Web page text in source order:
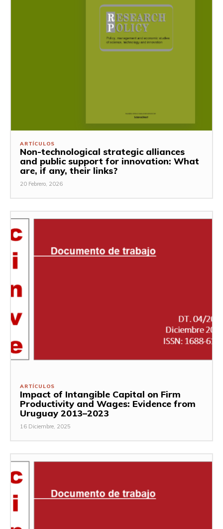
ARTÍCULOS
Non-technological strategic alliances
and public support for innovation: What
are, if any, their links?
20 Febrero, 2026
ARTÍCULOS
Impact of Intangible Capital on Firm
Productivity and Wages: Evidence from
Uruguay 2013–2023
16 Diciembre, 2025